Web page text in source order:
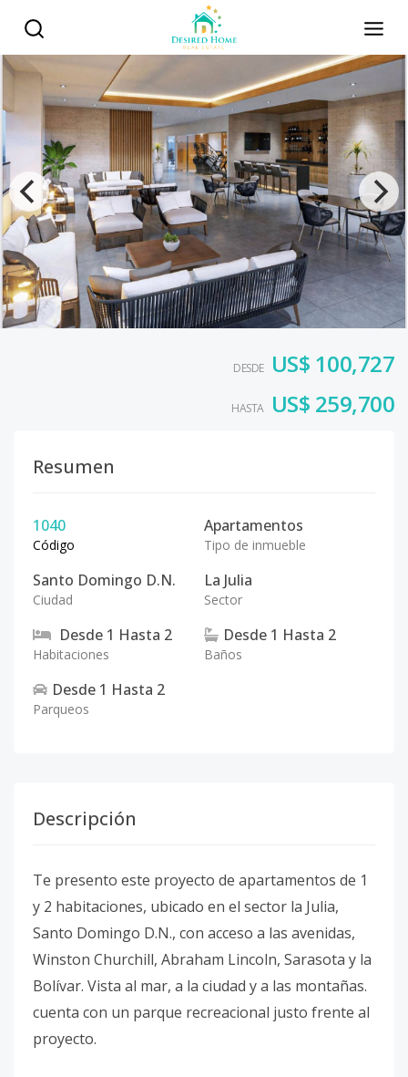
DESDE US$ 100,727
HASTA US$ 259,700
Resumen
1040
Código
Apartamentos
Tipo de inmueble
Santo Domingo D.N.
Ciudad
La Julia
Sector
Desde 1 Hasta 2
Habitaciones
Desde 1 Hasta 2
Baños
Desde 1 Hasta 2
Parqueos
Descripción
Te presento este proyecto de apartamentos de 1
y 2 habitaciones, ubicado en el sector la Julia,
Santo Domingo D.N., con acceso a las avenidas,
Winston Churchill, Abraham Lincoln, Sarasota y la
Bolívar. Vista al mar, a la ciudad y a las montañas.
cuenta con un parque recreacional justo frente al
proyecto.